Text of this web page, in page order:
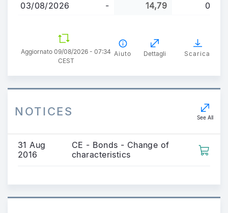
03/08/2026
- 14,79 0
Aggiornato 09/08/2026 - 07:34
CEST
Aiuto Dettagli Scarica
NOTICES See All
31 Aug
2016
CE - Bonds - Change of
characteristics